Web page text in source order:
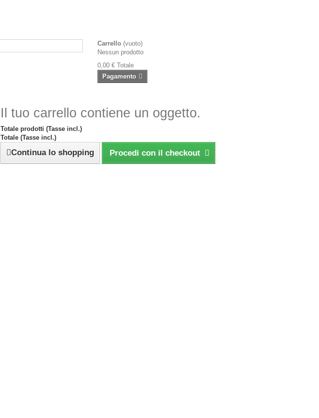
Carrello (vuoto)
Nessun prodotto
0,00 € Totale
Pagamento
Il tuo carrello contiene un oggetto.
Totale prodotti (Tasse incl.)
Totale (Tasse incl.)
Continua lo shopping Procedi con il checkout